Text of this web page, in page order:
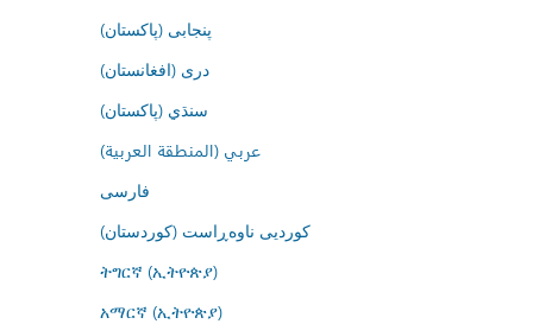
پنجابی (پاکستان)
درى (افغانستان)
سنڌي (پاکستان)
عربي (المنطقة العربية)
فارسى
کوردیی ناوەڕاست (کوردستان)
ትግርኛ (ኢትዮጵያ)
አማርኛ (ኢትዮጵያ)